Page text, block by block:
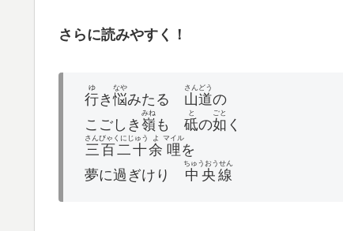
さらに読みやすく！
行
ゆ
き悩
なや
みたる 山道
さんどう
の
こごしき 嶺
みね
も 砥
と
の如
ごと
く
三百二十
さんびゃくにじゅう
余
よ
哩
マイル
を
夢に過ぎけり 中央線
ちゅうおうせん